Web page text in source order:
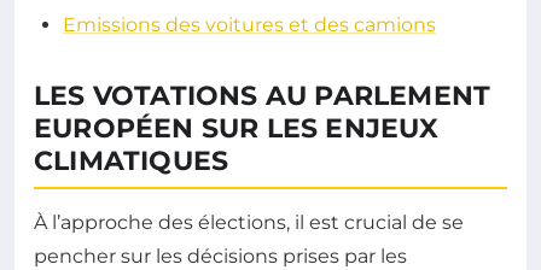
Emissions des voitures et des camions
LES VOTATIONS AU PARLEMENT
EUROPÉEN SUR LES ENJEUX
CLIMATIQUES
À l’approche des élections, il est crucial de se
pencher sur les décisions prises par les